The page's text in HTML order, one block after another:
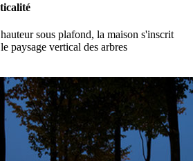
sous plafond, la maison s'inscrit
paysage vertical des arbres